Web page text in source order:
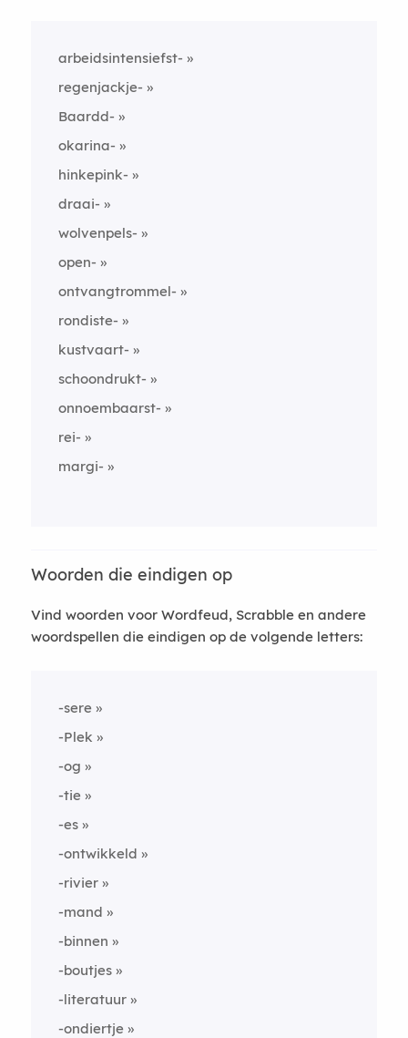
arbeidsintensiefst-
regenjackje-
Baardd-
okarina-
hinkepink-
draai-
wolvenpels-
open-
ontvangtrommel-
rondiste-
kustvaart-
schoondrukt-
onnoembaarst-
rei-
margi-
Woorden die eindigen op
Vind woorden voor Wordfeud, Scrabble en andere
woordspellen die eindigen op de volgende letters:
-sere
-Plek
-og
-tie
-es
-ontwikkeld
-rivier
-mand
-binnen
-boutjes
-literatuur
-ondiertje